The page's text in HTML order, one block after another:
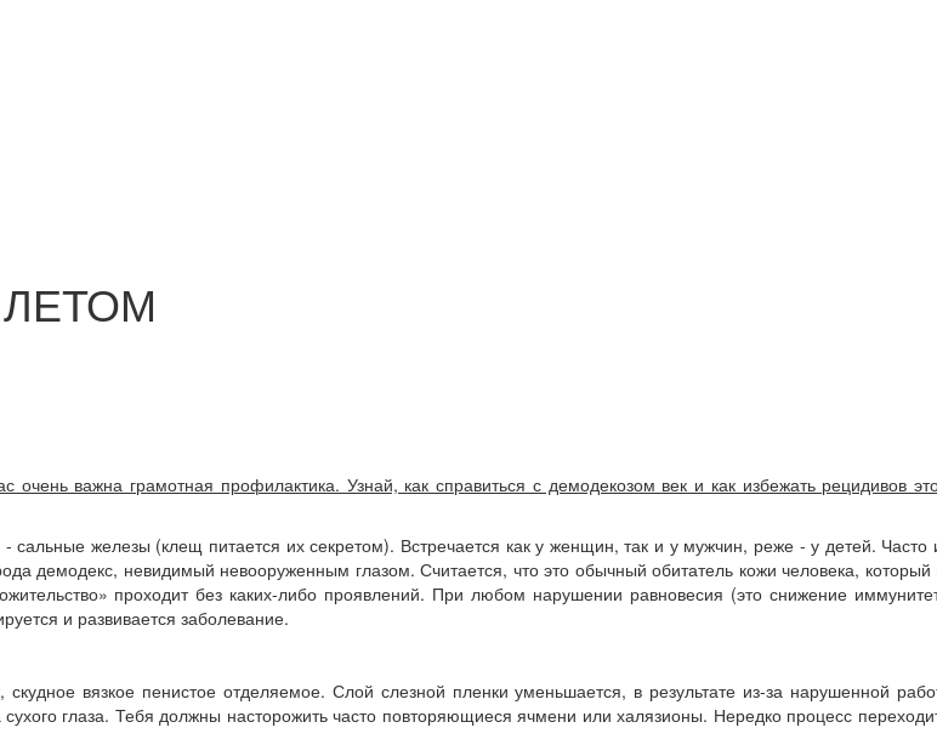
важна грамотная профилактика. Узнай, как справиться с демодекозом век и как избежать рецидивов
сальные железы (клещ питается их секретом). Встречается как у женщин, так и у мужчин, реже - у детей. Часто
демодекс, невидимый невооруженным глазом. Считается, что это обычный обитатель кожи человека, который
проходит без каких-либо проявлений. При любом нарушении равновесия (это снижение
и развивается заболевание.
вязкое пенистое отделяемое. Слой слезной пленки уменьшается, в результате из-за нарушенной
глаза. Тебя должны насторожить часто повторяющиеся ячмени или халязионы. Нередко процесс